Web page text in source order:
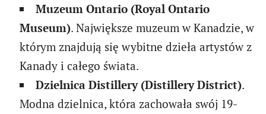
Muzeum Ontario (Royal Ontario
Museum). Największe muzeum w Kanadzie, w
którym znajdują się wybitne dzieła artystów z
Kanady i całego świata.
Dzielnica Distillery (Distillery District).
Modna dzielnica, która zachowała swój 19-